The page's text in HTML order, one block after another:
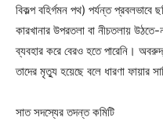
বিকল্প বহির্গমন পথ) পর্যন্ত
কারখানার উপরতলা বা নীচতলায় উঠতে-
ব্যবহার করে বেরও হতে পারেনি।
তাদের মৃত্যু হয়েছে বলে ধারণা ফায়ার
সাত সদস্যের তদন্ত কমিটি